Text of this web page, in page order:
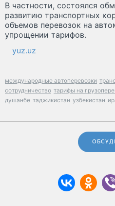
В частности, состоялся
развитию транспортных
объемов перевозок на
упрощении тарифов.
yuz.uz
международные автоперевозки
сотрудничество тарифы на
душанбе таджикистан узбекистан